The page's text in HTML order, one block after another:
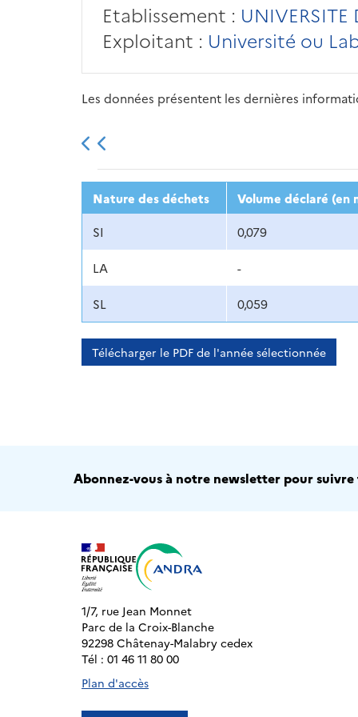
Etablissement : UNIVERSITE
Exploitant : Université ou
Les données présentent les dernières
2013 2014 2015
Nature des déchets
Volume déclaré (en
SI
0,079
LA -
SL 0,059
Télécharger le PDF de l'année sélectionnée
Abonnez-vous à notre newsletter pour suivre
1/7, rue Jean Monnet
Parc de la Croix-Blanche
92298 Châtenay-Malabry cedex
Tél : 01 46 11 80 00
Plan d'accès